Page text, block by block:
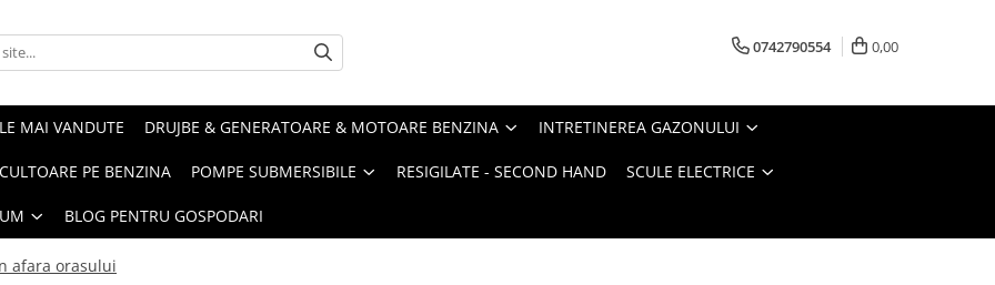
0742790554 0,00
MAI VANDUTE DRUJBE & GENERATOARE & MOTOARE BENZINA INTRETINEREA GAZONULUI
PE BENZINA POMPE SUBMERSIBILE RESIGILATE - SECOND HAND SCULE ELECTRICE
BLOG PENTRU GOSPODARI
afara orasului